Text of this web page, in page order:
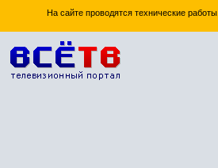
На сайте проводятся технические